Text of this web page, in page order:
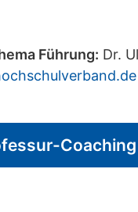
Führung: Dr.
Coaching